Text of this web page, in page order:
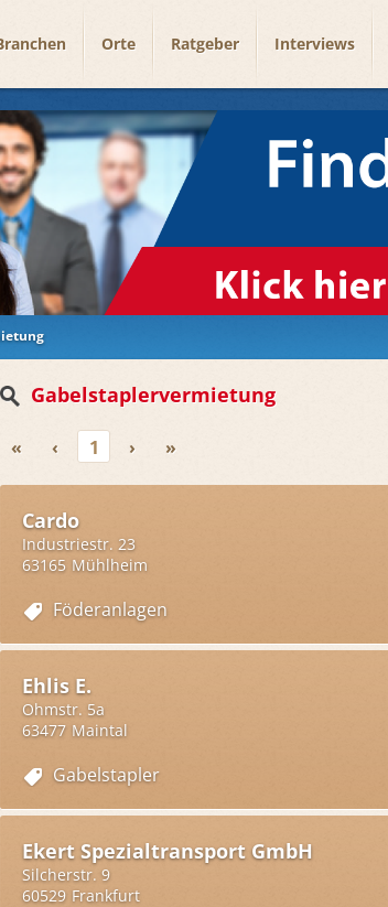
Orte Ratgeber Interviews
Gabelstaplervermietung
« ‹ 1 › »
Cardo
Industriestr. 23
63165 Mühlheim
Föderanlagen
Ehlis E.
Ohmstr. 5a
63477 Maintal
Gabelstapler
Ekert Spezialtransport GmbH
Silcherstr. 9
60529 Frankfurt